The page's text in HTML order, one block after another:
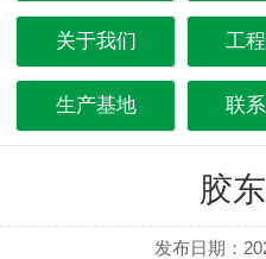
关于我们 工
生产基地 联
胶
发布日期：